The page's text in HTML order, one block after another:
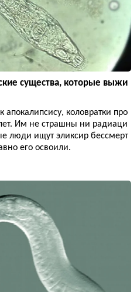
существа, которые выжи
апокалипсису, коловратки про
Им не страшны ни радиаци
люди ищут эликсир бессмерт
его освоили.